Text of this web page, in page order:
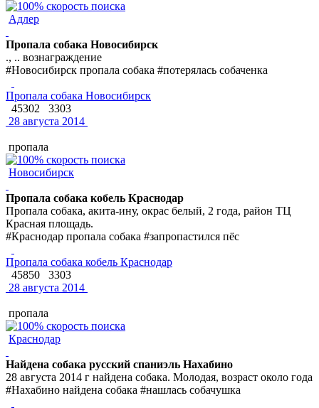
Адлер
Пропала собака Новосибирск
., .. вознаграждение
#Новосибирск пропала собака #потерялась собаченка
Пропала собака Новосибирск
45302
3303
28 августа 2014
пропала
Новосибирск
Пропала собака кобель Краснодар
Пропала собака, акита-ину, окрас белый, 2 года, район ТЦ
Красная площадь.
#Краснодар пропала собака #запропастился пёс
Пропала собака кобель Краснодар
45850
3303
28 августа 2014
пропала
Краснодар
Найдена собака русский спаниэль Нахабино
28 августа 2014 г найдена собака. Молодая, возраст около года
#Нахабино найдена собака #нашлась собачушка